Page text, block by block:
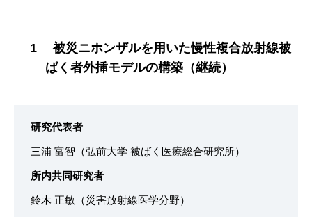
1 被災ニホンザルを用いた慢性複合放射線被
ばく者外挿モデルの構築（継続）
研究代表者
三浦 富智（弘前大学 被ばく医療総合研究所）
所内共同研究者
鈴木 正敏（災害放射線医学分野）